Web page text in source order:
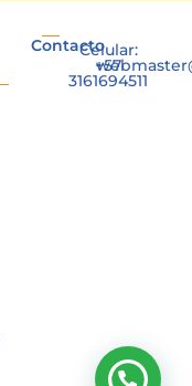
ContactoCelular:
+57
3161694511